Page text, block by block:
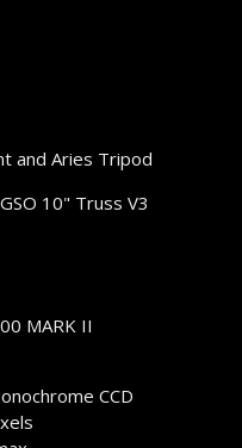
and Aries Tripod
10" Truss V3
MARK II
CCD